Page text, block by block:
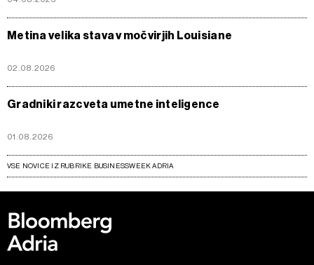
Metina velika stava v močvirjih Louisiane
02.08.2026
Gradniki razcveta umetne inteligence
01.08.2026
VSE NOVICE IZ RUBRIKE BUSINESSWEEK ADRIA